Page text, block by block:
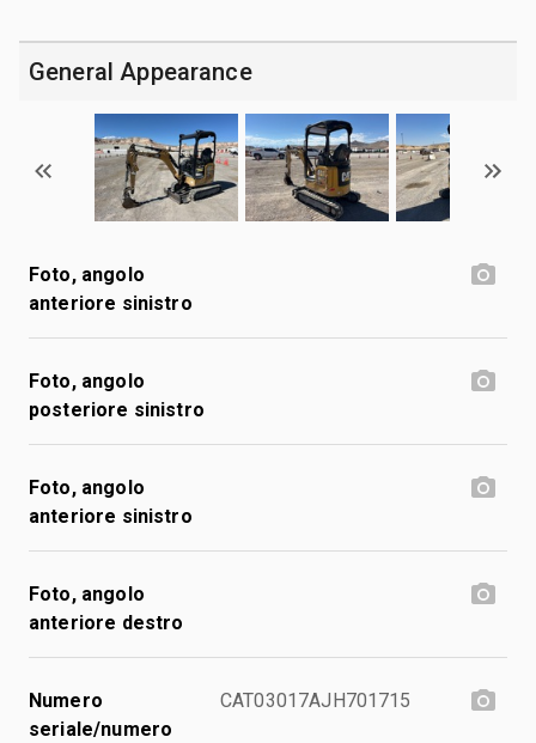
General Appearance
Foto, angolo
anteriore sinistro
Foto, angolo
posteriore sinistro
Foto, angolo
anteriore sinistro
Foto, angolo
anteriore destro
Numero
seriale/numero
CAT03017AJH701715